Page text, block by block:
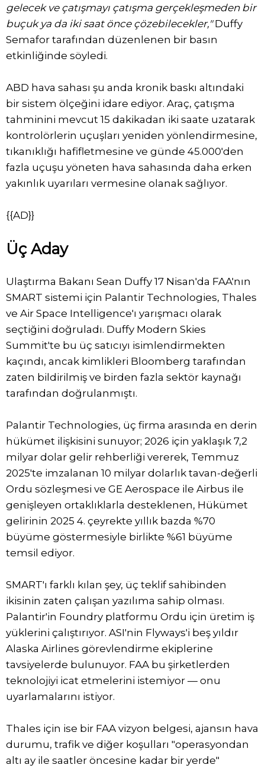
gelecek ve çatışmayı çatışma gerçekleşmeden bir
buçuk ya da iki saat önce çözebilecekler,"Duffy
Semafor tarafından düzenlenen bir basın
etkinliğinde söyledi.
ABD hava sahası şu anda kronik baskı altındaki
bir sistem ölçeğini idare ediyor. Araç, çatışma
tahminini mevcut 15 dakikadan iki saate uzatarak
kontrolörlerin uçuşları yeniden yönlendirmesine,
tıkanıklığı hafifletmesine ve günde 45.000'den
fazla uçuşu yöneten hava sahasında daha erken
yakınlık uyarıları vermesine olanak sağlıyor.
{{AD}}
Üç Aday
Ulaştırma Bakanı Sean Duffy 17 Nisan'da FAA'nın
SMART sistemi için Palantir Technologies, Thales
ve Air Space Intelligence'ı yarışmacı olarak
seçtiğini doğruladı. Duffy Modern Skies
Summit'te bu üç satıcıyı isimlendirmekten
kaçındı, ancak kimlikleri Bloomberg tarafından
zaten bildirilmiş ve birden fazla sektör kaynağı
tarafından doğrulanmıştı.
Palantir Technologies, üç firma arasında en derin
hükümet ilişkisini sunuyor; 2026 için yaklaşık 7,2
milyar dolar gelir rehberliği vererek, Temmuz
2025'te imzalanan 10 milyar dolarlık tavan-değerli
Ordu sözleşmesi ve GE Aerospace ile Airbus ile
genişleyen ortaklıklarla desteklenen, Hükümet
gelirinin 2025 4. çeyrekte yıllık bazda %70
büyüme göstermesiyle birlikte %61 büyüme
temsil ediyor.
SMART'ı farklı kılan şey, üç teklif sahibinden
ikisinin zaten çalışan yazılıma sahip olması.
Palantir'in Foundry platformu Ordu için üretim iş
yüklerini çalıştırıyor. ASI'nin Flyways'i beş yıldır
Alaska Airlines görevlendirme ekiplerine
tavsiyelerde bulunuyor. FAA bu şirketlerden
teknolojiyi icat etmelerini istemiyor — onu
uyarlamalarını istiyor.
Thales için ise bir FAA vizyon belgesi, ajansın hava
durumu, trafik ve diğer koşulları "operasyondan
altı ay ile saatler öncesine kadar bir yerde"